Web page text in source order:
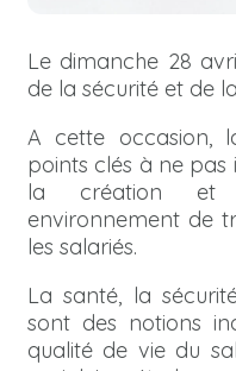
Le dimanche 28
de la sécurité et de
A cette occasion,
points clés à ne
la création et
environnement de
les salariés.
La santé, la
sont des notions
qualité de vie du